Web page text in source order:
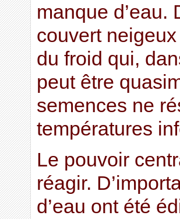
manque d’eau.
couvert
du froid qui,
peut être
semences ne
températures
Le pouvoir
réagir.
d’eau ont été